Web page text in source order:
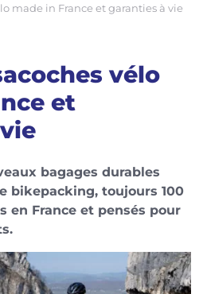
made in France et garanties à vie
vélo
et
bagages durables
bikepacking, toujours 100
en France et pensés pour